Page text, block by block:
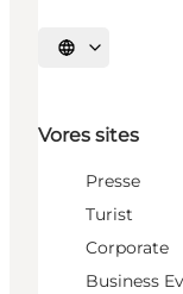
Vælg sprog
Vores sites
Presse
Turist
Corporate
Business